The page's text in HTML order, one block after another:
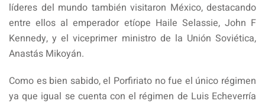
líderes del mundo también visitaron México, destacando
entre ellos al emperador etíope Haile Selassie, John F
Kennedy, y el viceprimer ministro de la Unión Soviética,
Anastás Mikoyán.
Como es bien sabido, el Porfiriato no fue el único régimen
ya que igual se cuenta con el régimen de Luis Echeverría